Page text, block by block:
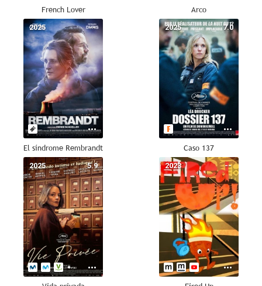
French Lover Arco
--
2025
El síndrome Rembrandt
7.0
2025
Caso 137
5.9
2025 --
2023